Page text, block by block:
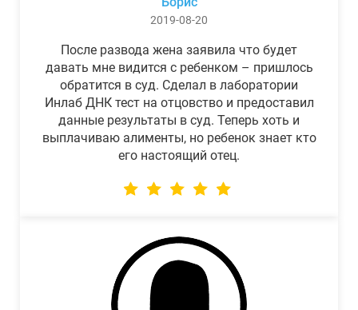
2019-08-20
После развода жена заявила что будет
давать мне видится с ребенком – пришлось
обратится в суд. Сделал в лаборатории
Инлаб ДНК тест на отцовство и предоставил
данные результаты в суд. Теперь хоть и
выплачиваю алименты, но ребенок знает кто
его настоящий отец.